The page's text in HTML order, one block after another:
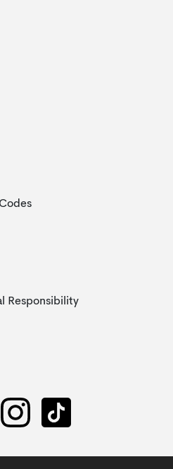
Responsibility